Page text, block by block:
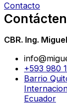
Contacto
CBR. Ing.
+593 980
Barrio
Ecuador